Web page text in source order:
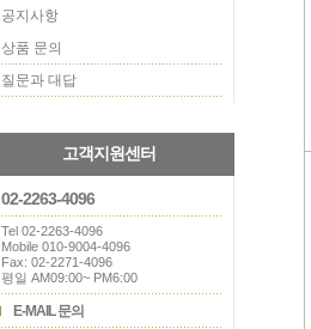
공지사항
상품 문의
질문과 대답
고객지원센터
02-2263-4096
Tel 02-2263-4096
Mobile 010-9004-4096
Fax: 02-2271-4096
평일 AM09:00~ PM6:00
E-MAIL 문의